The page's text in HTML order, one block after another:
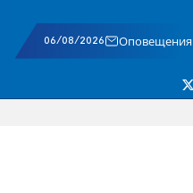
06/08/2026 Оповещения